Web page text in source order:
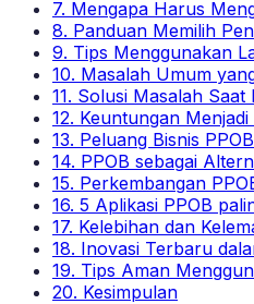
7. Mengapa Harus
8. Panduan Memilih
9. Tips Menggunakan
10. Masalah Umum
11. Solusi Masalah
12. Keuntungan
13. Peluang Bisnis
14. PPOB sebagai
15. Perkembangan
16. 5 Aplikasi PPOB
17. Kelebihan dan
18. Inovasi Terbaru
19. Tips Aman
20. Kesimpulan